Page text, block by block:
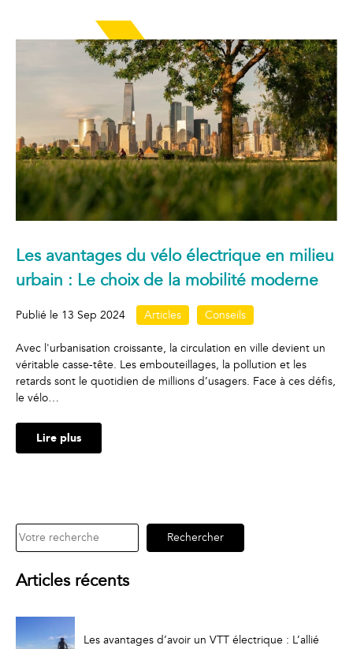
Les avantages du vélo électrique en milieu
urbain : Le choix de la mobilité moderne
Publié le 13 Sep 2024 Articles Conseils
Avec l'urbanisation croissante, la circulation en ville devient un
véritable casse-tête. Les embouteillages, la pollution et les
retards sont le quotidien de millions d’usagers. Face à ces défis,
le vélo…
Lire plus
Rechercher Rechercher
Articles récents
Les avantages d’avoir un VTT électrique : L’allié